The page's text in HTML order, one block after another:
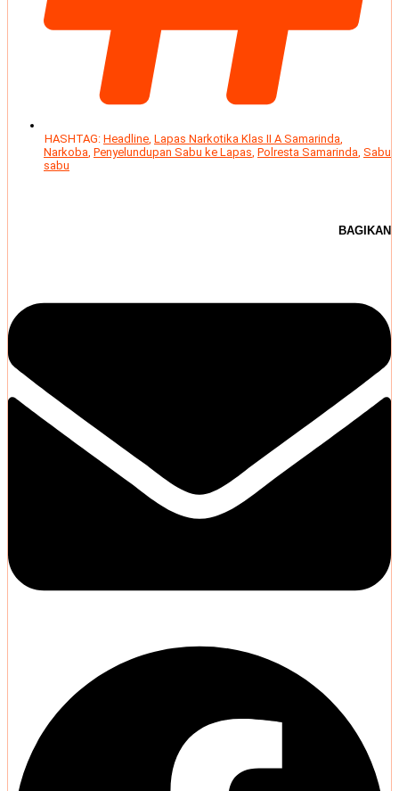
HASHTAG: Headline, Lapas Narkotika Klas II A Samarinda,
Narkoba, Penyelundupan Sabu ke Lapas, Polresta Samarinda, Sabu
sabu
BAGIKAN